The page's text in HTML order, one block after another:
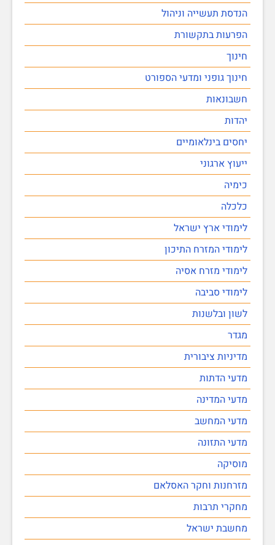
הנדסת תעשייה וניהול
הפרעות בתקשורת
חינוך
חינוך גופני ומדעי הספורט
חשבונאות
יהדות
יחסים בינלאומיים
ייעוץ ארגוני
כימיה
כלכלה
לימודי ארץ ישראל
לימודי המזרח התיכון
לימודי מזרח אסיה
לימודי סביבה
לשון ובלשנות
מגדר
מדיניות ציבורית
מדעי הדתות
מדעי המדינה
מדעי המחשב
מדעי התזונה
מוסיקה
מזרחנות וחקר האסלאם
מחקרי תרבות
מחשבת ישראל